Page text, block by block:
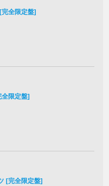
全限定盤]
全限定盤]
[完全限定盤]